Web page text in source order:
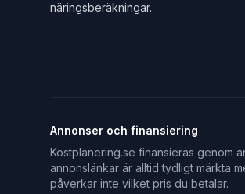
näringsberäkningar.
Annonser och finansiering
Kostplanering.se finansieras genom
annonslänkar är alltid tydligt märkta
påverkar inte vilket pris du betalar.